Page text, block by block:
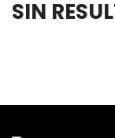
SIN